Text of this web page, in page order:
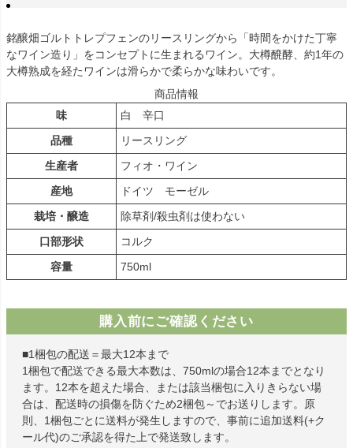
銘醸畑ゴルトトレプフェンのリースリングから「時間をかけた丁寧
なワイン造り」をコンセプトに生まれるワイン。大樽醗酵、約1年の
大樽熟成を経たワインは滑らかで柔らかな味わいです。
商品情報
味
白 辛口
品種
リースリング
生産者
フィオ・ワイン
産地
ドイツ モーゼル
栽培・醸造
除草剤/殺虫剤は使わない
口部形状
コルク
容量
750ml
購入前にご確認ください
■1梱包の配送＝最大12本まで
1梱包で配送できる最大本数は、750mlの場合12本までとなり
ます。12本を超えた場合、または該当梱包に入りきらない場
合は、配送時の損傷を防ぐため2梱包～でお送りします。原
則、1梱包ごとに送料が発生しますので、事前に追加送料(+ク
ール代)のご承認を得た上で発送致します。